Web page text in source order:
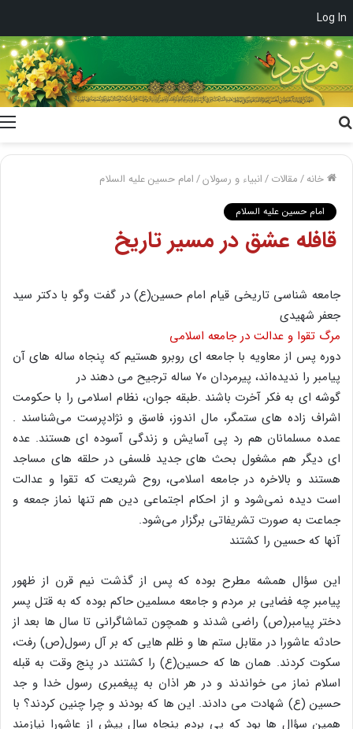
Log In
خانه/مقالات/انبیاء و رسولان/امام حسین علیه السلام
امام حسین علیه السلام
قافله عشق در مسیر تاریخ
جامعه شناسی تاریخی قیام امام حسین(ع) در گفت وگو با دکتر سید
جعفر شهیدی
مرگ تقوا و عدالت در جامعه اسلامی
دوره پس از معاویه با جامعه ای روبرو هستیم که پنجاه ساله های آن
پیامبر را ندیده‌اند، پیرمردان ۷۰ ساله ترجیح می دهند در
گوشه ای به فکر آخرت باشند .طبقه جوان، نظام اسلامی را با حکومت
اشراف زاده های ستمگر، مال اندوز، فاسق و نژادپرست می‌شناسند .
عمده مسلمانان هم رد پی آسایش و زندگی آسوده ای هستند. عده
ای دیگر هم مشغول بحث های جدید فلسفی در حلقه های مساجد
هستند و بالاخره در جامعه اسلامی، روح شریعت که تقوا و عدالت
است دیده نمی‌شود و از احکام اجتماعی دین هم تنها نماز جمعه و
جماعت به صورت تشریفاتی برگزار می‌شود.
آنها که حسین را کشتند
این سؤال همشه مطرح بوده که پس از گذشت نیم قرن از ظهور
پیامبر چه فضایی بر مردم و جامعه مسلمین حاکم بوده که به قتل پسر
دختر پیامبر(ص) راضی شدند و همچون تماشاگرانی تا سال ها بعد از
حادثه عاشورا در مقابل ستم ها و ظلم هایی که بر آل رسول(ص) رفت،
سکوت کردند. همان ها که حسین(ع) را کشتند در پنج وقت به قبله
اسلام نماز می خواندند و در هر اذان به پیغمبری رسول خدا و جد
حسین (ع) شهادت می دادند. این ها که بودند و چرا چنین کردند؟ با
همین سؤال ها بود که پی بردم پنجاه سال پیش از عاشورا نیازمند